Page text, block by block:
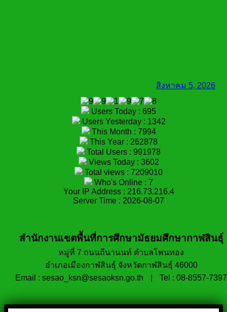
สิงหาคม 5, 2026
Users Today : 695
Users Yesterday : 1342
This Month : 7994
This Year : 262878
Total Users : 991978
Views Today : 3602
Total views : 7209010
Who's Online : 7
Your IP Address : 216.73.216.4
Server Time : 2026-08-07
สำนักงานเขตพื้นที่การศึกษามัธยมศึกษากาฬสินธุ์
หมู่ที่ 7 ถนนถีนานนท์ ตำบลโพนทอง
อำเภอเมืองกาฬสินธุ์ จังหวัดกาฬสินธุ์ 46000
Email : sesao_ksn@sesaoksn.go.th
Tel : 08-8557-7397